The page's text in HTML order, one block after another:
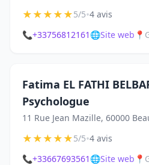
★★★★★5/5•4 avis
📞+33756812161 🌐Site web 📍
Fatima EL FATHI
Psychologue
11 Rue Jean Mazille, 60000
★★★★★5/5•4 avis
📞+33667693561 🌐Site web 📍